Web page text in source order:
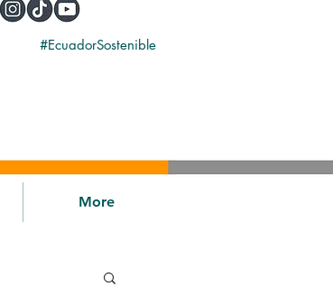
#EcuadorSostenible
More